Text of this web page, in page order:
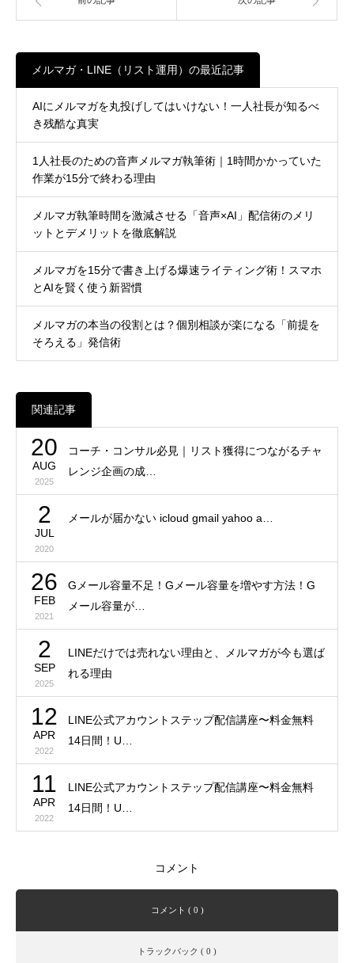
メルマガ・LINE（リスト運用）の最近記事
AIにメルマガを丸投げしてはいけない！一人社長が知るべ
き残酷な真実
1人社長のための音声メルマガ執筆術｜1時間かかっていた
作業が15分で終わる理由
メルマガ執筆時間を激減させる「音声×AI」配信術のメリ
ットとデメリットを徹底解説
メルマガを15分で書き上げる爆速ライティング術！スマホ
とAIを賢く使う新習慣
メルマガの本当の役割とは？個別相談が楽になる「前提を
そろえる」発信術
関連記事
20
AUG
2025
コーチ・コンサル必見｜リスト獲得につながるチャ
レンジ企画の成…
2
JUL
2020
メールが届かない icloud gmail yahoo a…
26
FEB
2021
Gメール容量不足！Gメール容量を増やす方法！G
メール容量が…
2
SEP
2025
LINEだけでは売れない理由と、メルマガが今も選ば
れる理由
12
APR
2022
LINE公式アカウントステップ配信講座〜料金無料
14日間！U…
11
APR
2022
LINE公式アカウントステップ配信講座〜料金無料
14日間！U…
コメント
コメント ( 0 )
トラックバック ( 0 )